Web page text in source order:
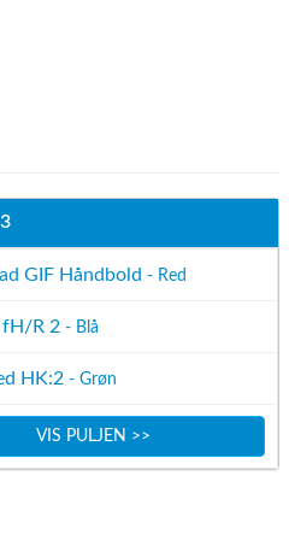
GIF Håndbold - Red
fH/R 2 - Blå
HK:2 - Grøn
VIS PULJEN >>